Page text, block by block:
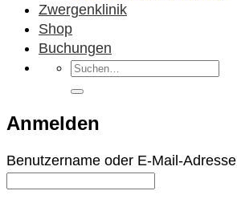
Zwergenklinik
Shop
Buchungen
Suchen
nach:
Anmelden
Benutzername oder E-Mail-Adresse